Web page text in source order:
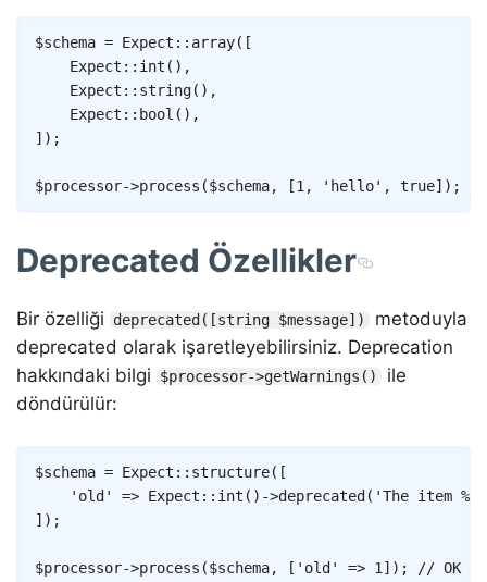
$schema = Expect :: array( [
Expect :: int ( ) ,
Expect :: string( ) ,
Expect :: bool ( ) ,
] ) ;
$processor->process ($schema, [1, 'hello' , true] ) ;
Deprecated Özellikler
Bir özelliği deprecated([string $message])
metoduyla
deprecated olarak işaretleyebilirsiniz. Deprecation
hakkındaki bilgi
$processor->getWarnings()
ile
döndürülür:
$schema = Expect :: structure( [
'old'
=> Expect :: int ( ) ->deprecated ( 'The item
] ) ;
$processor->process ($schema, [ 'old' => 1] ) ;
// OK